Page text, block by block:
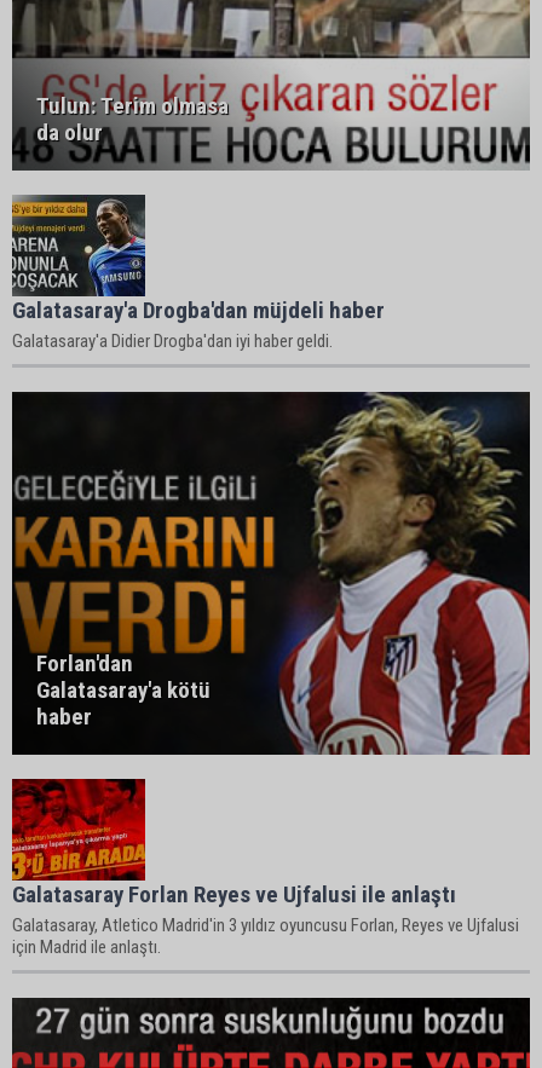
Tulun: Terim olmasa
da olur
Galatasaray'a Drogba'dan müjdeli haber
Galatasaray'a Didier Drogba'dan iyi haber geldi.
Forlan'dan
Galatasaray'a kötü
haber
Galatasaray Forlan Reyes ve Ujfalusi ile anlaştı
Galatasaray, Atletico Madrid'in 3 yıldız oyuncusu Forlan, Reyes ve Ujfalusi
için Madrid ile anlaştı.